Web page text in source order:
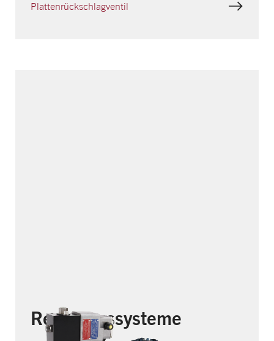
Plattenrück­schlagventil
Regelungssysteme